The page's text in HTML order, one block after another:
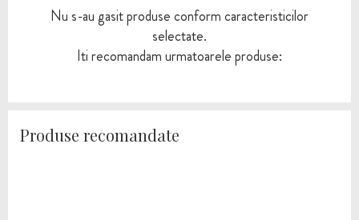
Nu s-au gasit produse conform caracteristicilor
selectate.
Iti recomandam urmatoarele produse:
Produse recomandate